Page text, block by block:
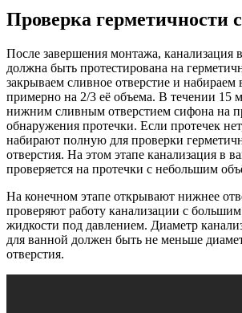
Проверка герметичности
После завершения монтажа, канализация
должна быть протестирована на
закрываем сливное отверстие и
примерно на 2/3 её объема. В течении 15
нижним сливным отверстием сифона на
обнаружения протечки. Если протечек
набирают полную для проверки
отверстия. На этом этапе канализация в
проверяется на протечки с небольшим
На конечном этапе открывают нижнее
проверяют работу канализации с
жидкости под давлением. Диаметр
для ванной должен быть не меньше
отверстия.